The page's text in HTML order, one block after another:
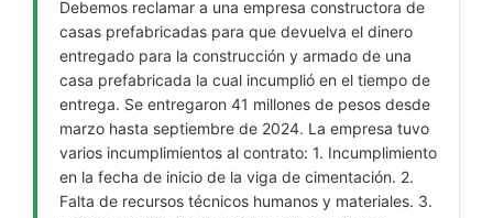
Debemos reclamar a una empresa constructora de
casas prefabricadas para que devuelva el dinero
entregado para la construcción y armado de una
casa prefabricada la cual incumplió en el tiempo de
entrega. Se entregaron 41 millones de pesos desde
marzo hasta septiembre de 2024. La empresa tuvo
varios incumplimientos al contrato: 1. Incumplimiento
en la fecha de inicio de la viga de cimentación. 2.
Falta de recursos técnicos humanos y materiales. 3.